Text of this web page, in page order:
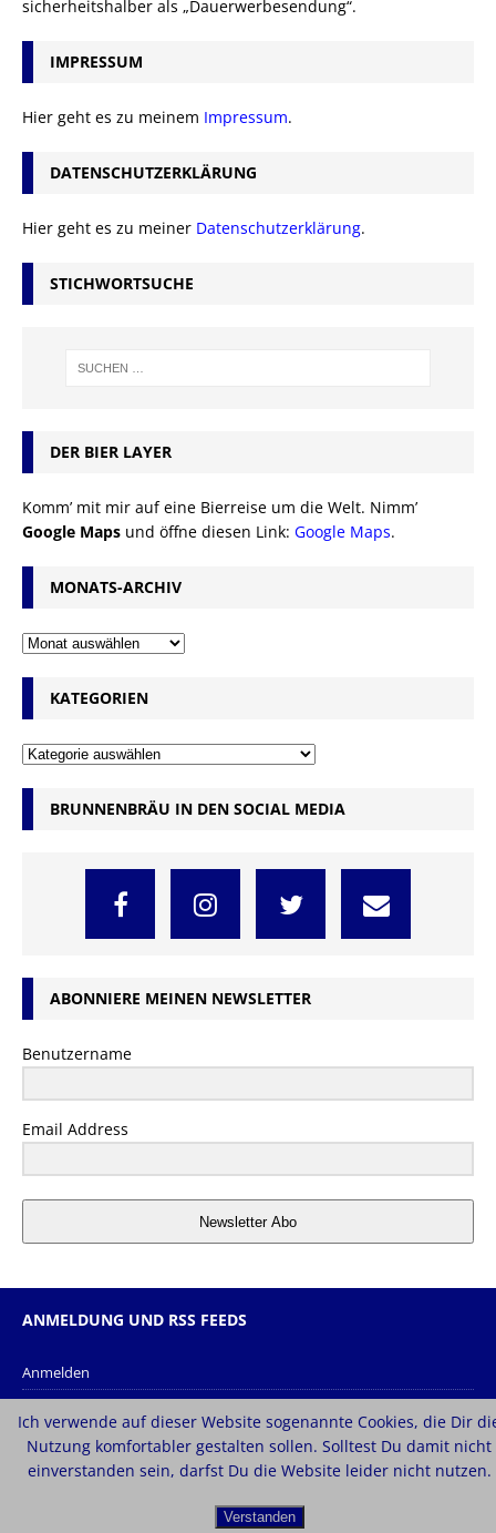
sicherheitshalber als „Dauerwerbesendung“.
IMPRESSUM
Hier geht es zu meinem Impressum.
DATENSCHUTZERKLÄRUNG
Hier geht es zu meiner Datenschutzerklärung.
STICHWORTSUCHE
DER BIER LAYER
Komm’ mit mir auf eine Bierreise um die Welt. Nimm’
Google Maps und öffne diesen Link: Google Maps.
MONATS-ARCHIV
KATEGORIEN
BRUNNENBRÄU IN DEN SOCIAL MEDIA
ABONNIERE MEINEN NEWSLETTER
Benutzername
Email Address
Newsletter Abo
ANMELDUNG UND RSS FEEDS
Anmelden
Kommentar-Feed
WordPress.org
Ich verwende auf dieser Website sogenannte Cookies, die Dir
Nutzung komfortabler gestalten sollen. Solltest Du damit nicht
einverstanden sein, darfst Du die Website leider nicht nutzen.
Verstanden